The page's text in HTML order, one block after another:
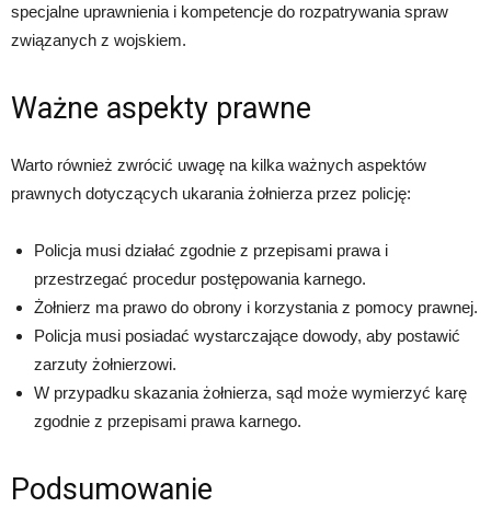
specjalne uprawnienia i kompetencje do rozpatrywania spraw
związanych z wojskiem.
Ważne aspekty prawne
Warto również zwrócić uwagę na kilka ważnych aspektów
prawnych dotyczących ukarania żołnierza przez policję:
Policja musi działać zgodnie z przepisami prawa i
przestrzegać procedur postępowania karnego.
Żołnierz ma prawo do obrony i korzystania z pomocy prawnej.
Policja musi posiadać wystarczające dowody, aby postawić
zarzuty żołnierzowi.
W przypadku skazania żołnierza, sąd może wymierzyć karę
zgodnie z przepisami prawa karnego.
Podsumowanie